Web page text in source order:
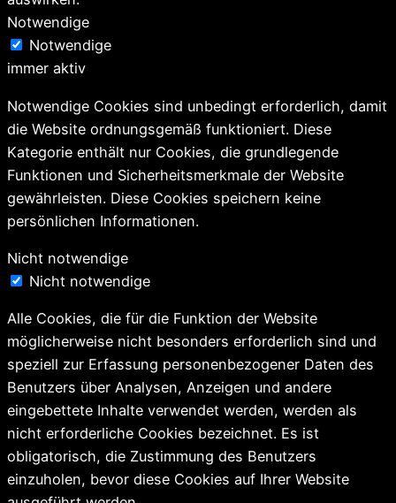
Notwendige
Notwendige
immer aktiv
Notwendige Cookies sind unbedingt erforderlich, damit
die Website ordnungsgemäß funktioniert. Diese
Kategorie enthält nur Cookies, die grundlegende
Funktionen und Sicherheitsmerkmale der Website
gewährleisten. Diese Cookies speichern keine
persönlichen Informationen.
Nicht notwendige
Nicht notwendige
Alle Cookies, die für die Funktion der Website
möglicherweise nicht besonders erforderlich sind und
speziell zur Erfassung personenbezogener Daten des
Benutzers über Analysen, Anzeigen und andere
eingebettete Inhalte verwendet werden, werden als
nicht erforderliche Cookies bezeichnet. Es ist
obligatorisch, die Zustimmung des Benutzers
einzuholen, bevor diese Cookies auf Ihrer Website